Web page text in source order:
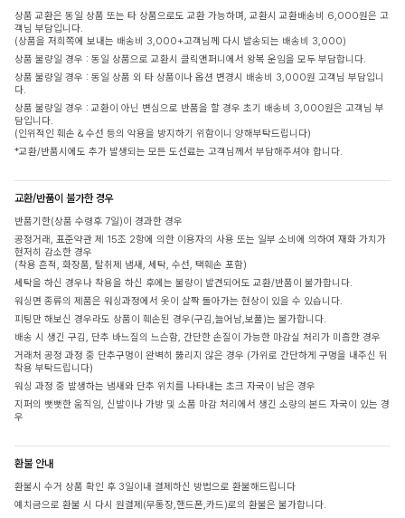
상품 교환은 동일 상품 또는 타 상품으로도 교환 가능하며, 교환시 교환배송비 6,000원은 고
객님 부담입니다.
(상품을 저희쪽에 보내는 배송비 3,000+고객님께 다시 발송되는 배송비 3,000)
상품 불량일 경우 : 동일 상품으로 교환시 클릭앤퍼니에서 왕복 운임을 모두 부담합니다.
상품 불량일 경우 : 동일 상품 외 타 상품이나 옵션 변경시 배송비 3,000원 고객님 부담입니
다.
상품 불량일 경우 : 교환이 아닌 변심으로 반품을 할 경우 초기 배송비 3,000원은 고객님 부
담입니다.
(인위적인 훼손 & 수선 등의 악용을 방지하기 위함이니 양해부탁드립니다)
*교환/반품시에도 추가 발생되는 모든 도선료는 고객님께서 부담해주셔야 합니다.
교환/반품이 불가한 경우
반품기한(상품 수령후 7일)이 경과한 경우
공정거래, 표준약관 제 15조 2항에 의한 이용자의 사용 또는 일부 소비에 의하여 재화 가치가
현저히 감소한 경우
(착용 흔적, 화장품, 탈취제 냄새, 세탁, 수선, 택훼손 포함)
세탁을 하신 경우나 착용을 하신 후에는 불량이 발견되어도 교환/반품이 불가합니다.
워싱면 종류의 제품은 워싱과정에서 옷이 살짝 돌아가는 현상이 있을 수 있습니다.
피팅만 해보신 경우라도 상품이 훼손된 경우(구김,늘어남,보풀)는 불가합니다.
배송 시 생긴 구김, 단추 바느질의 느슨함, 간단한 손질이 가능한 마감실 처리가 미흡한 경우
거래처 공정 과정 중 단추구멍이 완벽히 뚫리지 않은 경우 (가위로 간단하게 구멍을 내주신 뒤
착용 부탁드립니다)
워싱 과정 중 발생하는 냄새와 단추 위치를 나타내는 초크 자국이 남은 경우
지퍼의 뻣뻣한 움직임, 신발이나 가방 및 소품 마감 처리에서 생긴 소량의 본드 자국이 있는 경
우
환불 안내
환불시 수거 상품 확인 후 3일이내 결제하신 방법으로 환불해드립니다
예치금으로 환불 시 다시 원결제(무통장,핸드폰,카드)로의 환불은 불가합니다.